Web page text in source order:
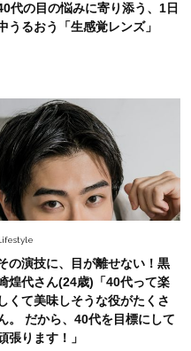
ワンピ＆オールインワン】最
ーデ】超ビッグサイズ×きれ
でモードに昇華
5選〉
気で推す！40代がほどよく華
ム】3選
代の目の悩みに寄り添う、1日
うるおう「生感覚レンズ」
の演技に、目が離せない！黒
煌代さん(24歳)「40代って楽
しくて美味しそうな役がたくさ
。 だから、40代を目標にして
張ります！」